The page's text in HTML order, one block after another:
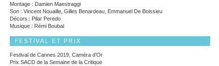
Montage : Damien Maestraggi
Son : Vincent Nouaille, Gilles Benardeau, Emmanuel De Boissieu
Décors : Pilar Peredo
Musique : Rémi Boubal
FESTIVAL ET PRIX
Festival de Cannes 2019, Caméra d’Or
Prix SACD de la Semaine de la Critique